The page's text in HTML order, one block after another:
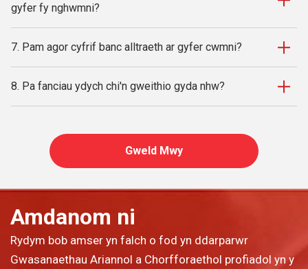
gyfer fy nghwmni?
7. Pam agor cyfrif banc alltraeth ar gyfer cwmni?
8. Pa fanciau ydych chi'n gweithio gyda nhw?
Gweld Mwy
Amdanom ni
Rydym bob amser yn falch o fod yn ddarparwr
Gwasanaethau Ariannol a Chorfforaethol profiadol yn y